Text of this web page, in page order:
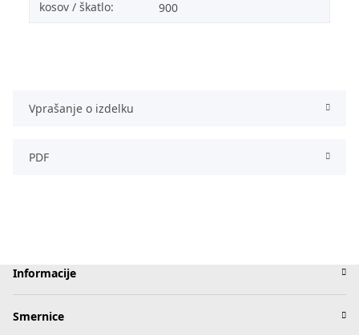
kosov / škatlo: 900
Vprašanje o izdelku
PDF
Informacije
Smernice